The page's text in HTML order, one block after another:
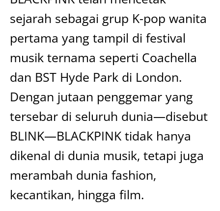
sejarah sebagai grup K-pop wanita
pertama yang tampil di festival
musik ternama seperti Coachella
dan BST Hyde Park di London.
Dengan jutaan penggemar yang
tersebar di seluruh dunia—disebut
BLINK—BLACKPINK tidak hanya
dikenal di dunia musik, tetapi juga
merambah dunia fashion,
kecantikan, hingga film.